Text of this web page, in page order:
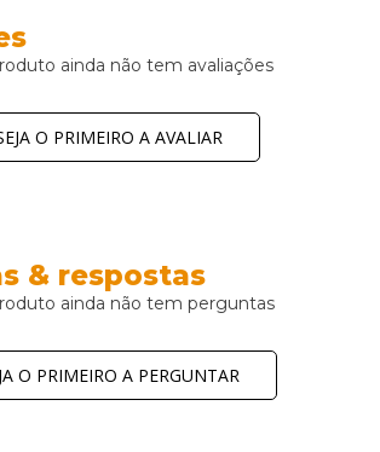
ainda não tem avaliações
O PRIMEIRO A AVALIAR
& respostas
ainda não tem perguntas
O PRIMEIRO A PERGUNTAR